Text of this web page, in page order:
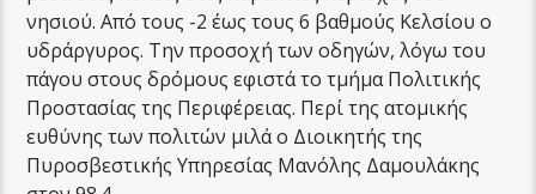
νησιού. Από τους -2 έως τους 6 βαθμούς Κελσίου ο
υδράργυρος. Την προσοχή των οδηγών, λόγω του
πάγου στους δρόμους εφιστά το τμήμα Πολιτικής
Προστασίας της Περιφέρειας. Περί της ατομικής
ευθύνης των πολιτών μιλά ο Διοικητής της
Πυροσβεστικής Υπηρεσίας Μανόλης Δαμουλάκης